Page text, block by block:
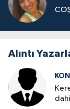
Alıntı